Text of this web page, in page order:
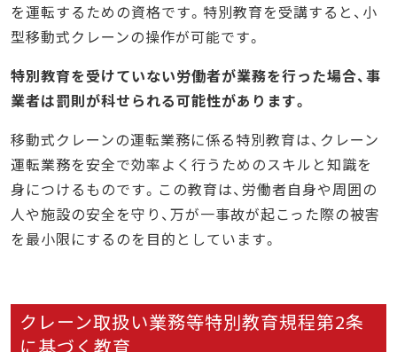
を運転するための資格です。特別教育を受講すると、小
型移動式クレーンの操作が可能です。
特別教育を受けていない労働者が業務を行った場合、事
業者は罰則が科せられる可能性があります。
移動式クレーンの運転業務に係る特別教育は、クレーン
運転業務を安全で効率よく行うためのスキルと知識を
身につけるものです。この教育は、労働者自身や周囲の
人や施設の安全を守り、万が一事故が起こった際の被害
を最小限にするのを目的としています。
クレーン取扱い業務等特別教育規程第2条
に基づく教育